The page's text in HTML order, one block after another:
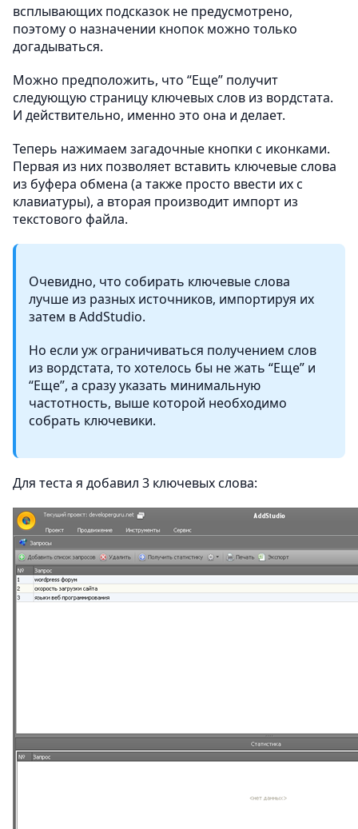
всплывающих подсказок не предусмотрено,
поэтому о назначении кнопок можно только
догадываться.
Можно предположить, что “Еще” получит
следующую страницу ключевых слов из вордстата.
И действительно, именно это она и делает.
Теперь нажимаем загадочные кнопки с иконками.
Первая из них позволяет вставить ключевые слова
из буфера обмена (а также просто ввести их с
клавиатуры), а вторая производит импорт из
текстового файла.
Очевидно, что собирать ключевые слова
лучше из разных источников, импортируя их
затем в AddStudio.
Но если уж ограничиваться получением слов
из вордстата, то хотелось бы не жать “Еще” и
“Еще”, а сразу указать минимальную
частотность, выше которой необходимо
собрать ключевики.
Для теста я добавил 3 ключевых слова: